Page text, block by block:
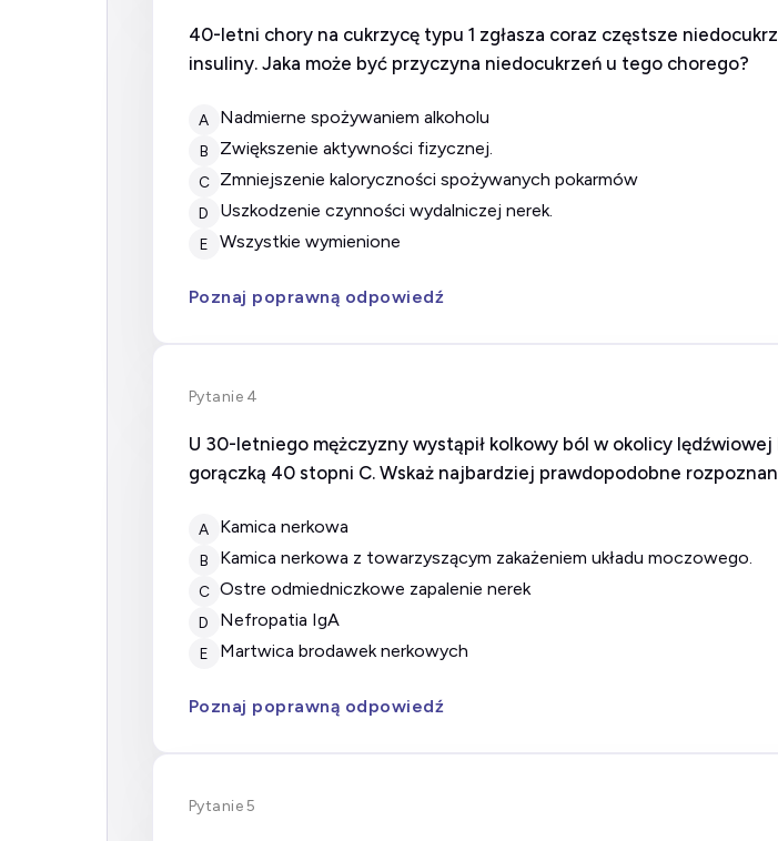
40-letni chory na cukrzycę typu 1 zgłasza coraz częstsze
insuliny. Jaka może być przyczyna niedocukrzeń u tego chorego?
A nadmierne spożywaniem alkoholu
B zwiększenie aktywności fizycznej.
C zmniejszenie kaloryczności spożywanych pokarmów
D uszkodzenie czynności wydalniczej nerek.
E wszystkie wymienione
Poznaj poprawną odpowiedź
Pytanie 4
U 30-letniego mężczyzny wystąpił kolkowy ból w okolicy
gorączką 40 stopni C. Wskaż najbardziej prawdopodobne
A kamica nerkowa
B kamica nerkowa z towarzyszącym zakażeniem układu moczowego.
C ostre odmiedniczkowe zapalenie nerek
D nefropatia IgA
E martwica brodawek nerkowych
Poznaj poprawną odpowiedź
Pytanie 5